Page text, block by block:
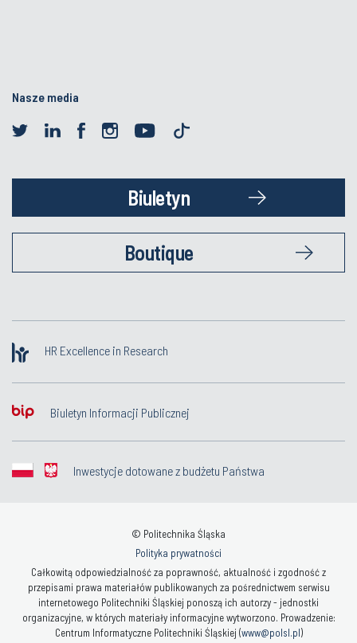
Nasze media
Biuletyn
Boutique
HR Excellence in Research
Biuletyn Informacji Publicznej
Inwestycje dotowane z budżetu Państwa
© Politechnika Śląska
Polityka prywatności
Całkowitą odpowiedzialność za poprawność, aktualność i zgodność z
przepisami prawa materiałów publikowanych za pośrednictwem serwisu
internetowego Politechniki Śląskiej ponoszą ich autorzy - jednostki
organizacyjne, w których materiały informacyjne wytworzono. Prowadzenie:
Centrum Informatyczne Politechniki Śląskiej (www@polsl.pl)